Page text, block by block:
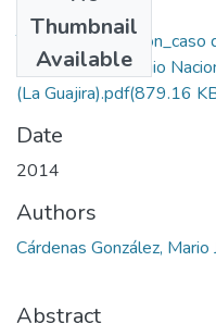
Thumbnail
Available
Trabajo y
sabatina del colegio
(La Guajira).pdf(879.16
Date
2014
Authors
Cárdenas González, Mario
Abstract